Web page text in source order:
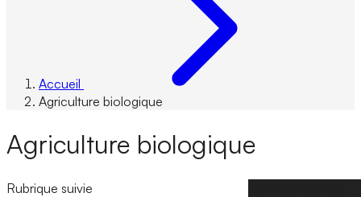
Accueil
Agriculture biologique
Agriculture biologique
Rubrique suivie